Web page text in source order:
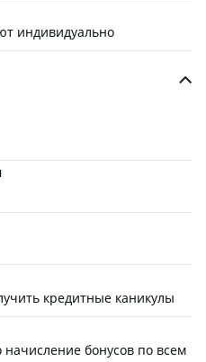
индивидуально
кредитные каникулы
бонусов по всем